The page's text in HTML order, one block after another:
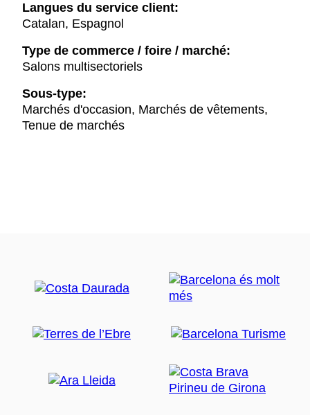
Langues du service client:
Catalan, Espagnol
Type de commerce / foire / marché:
Salons multisectoriels
Sous-type:
Marchés d'occasion, Marchés de vêtements,
Tenue de marchés